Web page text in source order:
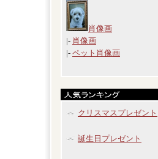
肖像画
|- 肖像画
|- ペット肖像画
クリスマスプレゼント
誕生日プレゼント